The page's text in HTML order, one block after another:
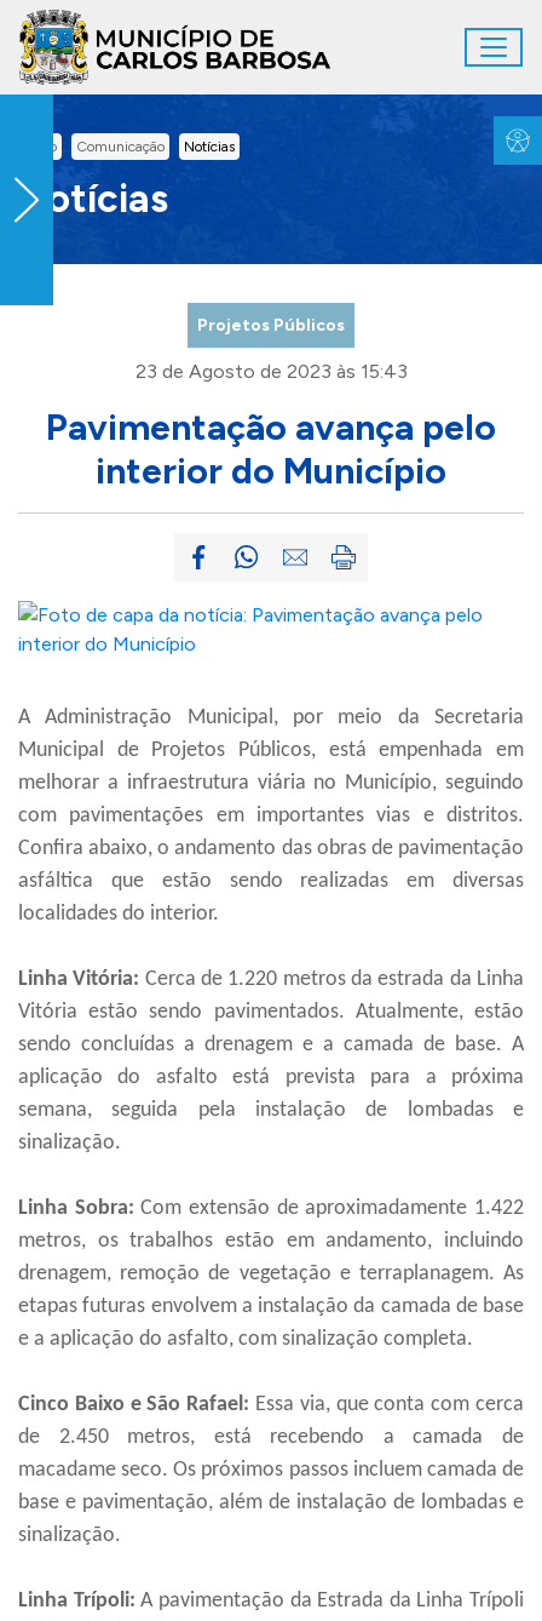
Ir para conteúdo principal
Inicio Comunicação Notícias
Notícias
Projetos Públicos
23 de Agosto de 2023 às 15:43
Pavimentação avança pelo
interior do Município
A Administração Municipal, por meio da Secretaria
Municipal de Projetos Públicos, está empenhada em
melhorar a infraestrutura viária no Município, seguindo
com pavimentações em importantes vias e distritos.
Confira abaixo, o andamento das obras de pavimentação
asfáltica que estão sendo realizadas em diversas
localidades do interior.
Linha Vitória: Cerca de 1.220 metros da estrada da Linha
Vitória estão sendo pavimentados. Atualmente, estão
sendo concluídas a drenagem e a camada de base. A
aplicação do asfalto está prevista para a próxima
semana, seguida pela instalação de lombadas e
sinalização.
Linha Sobra:Com extensão de aproximadamente 1.422
metros, os trabalhos estão em andamento, incluindo
drenagem, remoção de vegetação e terraplanagem. As
etapas futuras envolvem a instalação da camada de base
e a aplicação do asfalto, com sinalização completa.
Cinco Baixo e São Rafael: Essa via, que conta com cerca
de 2.450 metros, está recebendo a camada de
macadame seco. Os próximos passos incluem camada de
base e pavimentação, além de instalação de lombadas e
sinalização.
Linha Trípoli:A pavimentação da Estrada da Linha Trípoli